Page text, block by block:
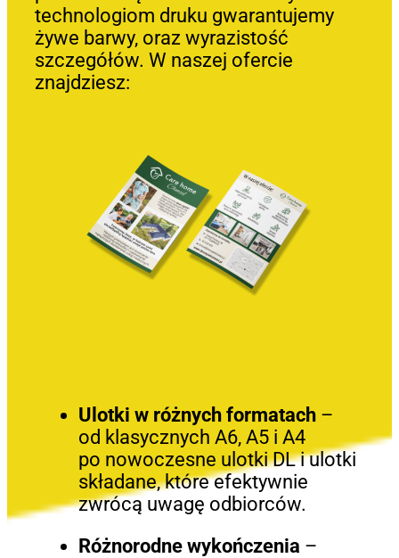
technologiom druku gwarantujemy
żywe barwy, oraz wyrazistość
szczegółów. W naszej ofercie
znajdziesz:
Ulotki w różnych formatach–
od klasycznych A6, A5 i A4
po nowoczesne ulotki DL i ulotki
składane, które efektywnie
zwrócą uwagę odbiorców.
Różnorodne wykończenia –